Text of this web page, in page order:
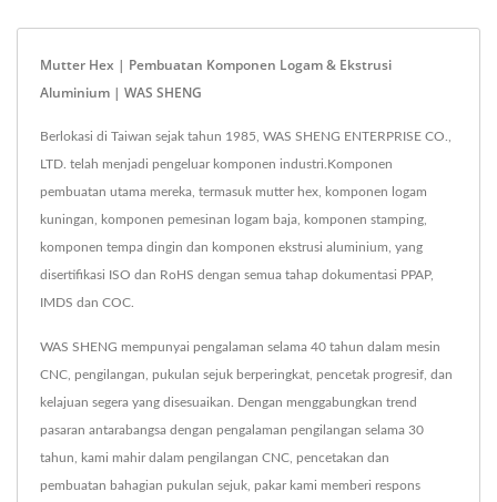
Mutter Hex | Pembuatan Komponen Logam & Ekstrusi
Aluminium | WAS SHENG
Berlokasi di Taiwan sejak tahun 1985, WAS SHENG ENTERPRISE CO.,
LTD. telah menjadi pengeluar komponen industri.Komponen
pembuatan utama mereka, termasuk mutter hex, komponen logam
kuningan, komponen pemesinan logam baja, komponen stamping,
komponen tempa dingin dan komponen ekstrusi aluminium, yang
disertifikasi ISO dan RoHS dengan semua tahap dokumentasi PPAP,
IMDS dan COC.
WAS SHENG mempunyai pengalaman selama 40 tahun dalam mesin
CNC, pengilangan, pukulan sejuk berperingkat, pencetak progresif, dan
kelajuan segera yang disesuaikan. Dengan menggabungkan trend
pasaran antarabangsa dengan pengalaman pengilangan selama 30
tahun, kami mahir dalam pengilangan CNC, pencetakan dan
pembuatan bahagian pukulan sejuk, pakar kami memberi respons